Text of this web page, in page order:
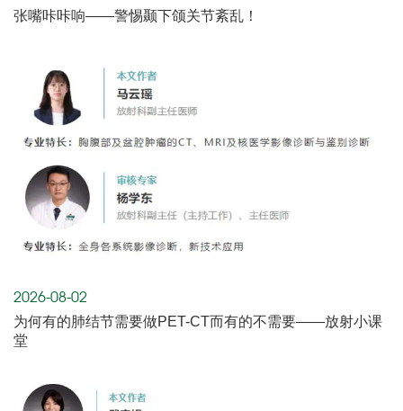
张嘴咔咔响——警惕颞下颌关节紊乱！
2026-08-02
为何有的肺结节需要做PET-CT而有的不需要——放射小课
堂